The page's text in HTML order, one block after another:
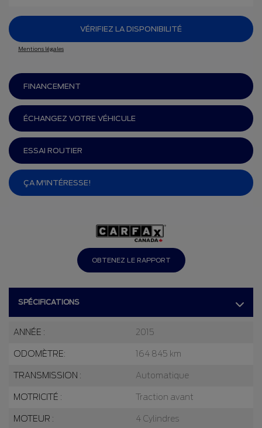
OBTENEZ LE RAPPORT
SPÉCIFICATIONS
ANNÉE : 2015
ODOMÈTRE: 164 845 km
TRANSMISSION : Automatique
MOTRICITÉ : Traction avant
MOTEUR : 4 Cylindres
VÉRIFIEZ LA DISPONIBILITÉ
Mentions légales
FINANCEMENT
ÉCHANGEZ VOTRE VÉHICULE
ESSAI ROUTIER
ÇA M'INTÉRESSE!